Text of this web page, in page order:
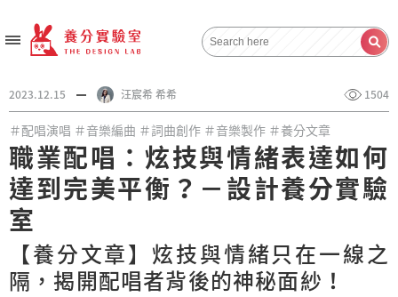
2023.12.15 汪宸希 希希 1504
＃配唱演唱 ＃音樂編曲 ＃詞曲創作 ＃音樂製作 ＃養分文章
職業配唱：炫技與情緒表達如何
達到完美平衡？－設計養分實驗
室
【養分文章】炫技與情緒只在一線之
隔，揭開配唱者背後的神秘面紗！